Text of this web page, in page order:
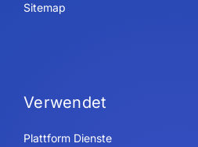
Sitemap
Verwendet
Plattform Dienste